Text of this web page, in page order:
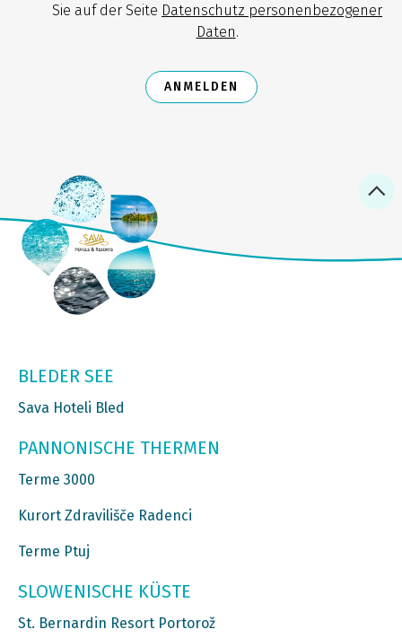
Sie auf der Seite Datenschutz personenbezogener
Daten.
ANMELDEN
BLEDER SEE
Sava Hoteli Bled
PANNONISCHE THERMEN
Terme 3000
Kurort Zdravilišče Radenci
Terme Ptuj
SLOWENISCHE KÜSTE
St. Bernardin Resort Portorož